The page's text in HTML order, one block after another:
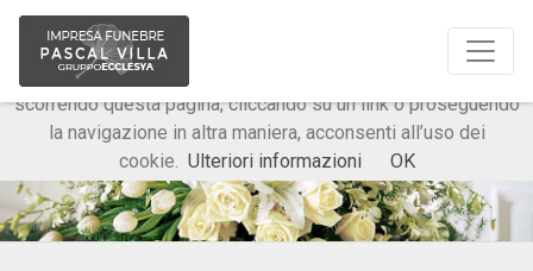
Questo sito o gli strumenti terzi da questo utilizzati si
avvalgono di cookie necessari al funzionamento ed utili alle
finalità illustrate nella cookie policy. Chiudendo questo banner,
scorrendo questa pagina, cliccando su un link o proseguendo
la navigazione in altra maniera, acconsenti all’uso dei
cookie. Ulteriori informazioni OK